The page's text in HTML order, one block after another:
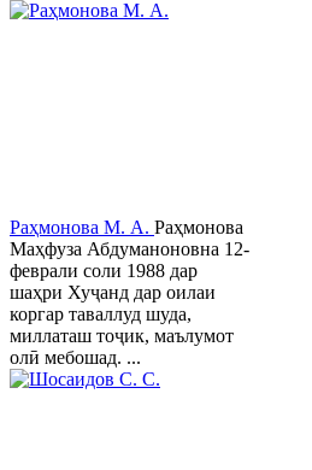
Раҳмонова М. А. Раҳмонова
Маҳфуза Абдуманоновна 12-
феврали соли 1988 дар
шаҳри Хуҷанд дар оилаи
коргар таваллуд шуда,
миллаташ тоҷик, маълумот
олӣ мебошад. ...